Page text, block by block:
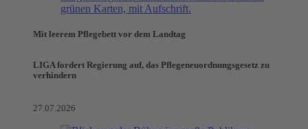
Mit leerem Pflegebett vor dem Landtag
LIGA fordert Regierung auf, das Pflegeneuordnungsgesetz zu
verhindern
27.07.2026